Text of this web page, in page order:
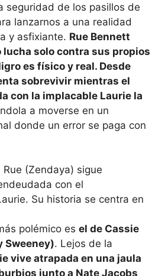
seguridad de los pasillos de
lanzarnos a una realidad
y asfixiante. Rue Bennett
lucha solo contra sus propios
es físico y real. Desde
sobrevivir mientras el
con la implacable Laurie la
a moverse en un
donde un error se paga con
polémico es el de Cassie
Sweeney). Lejos de la
vive atrapada en una jaula
junto a Nate Jacobs